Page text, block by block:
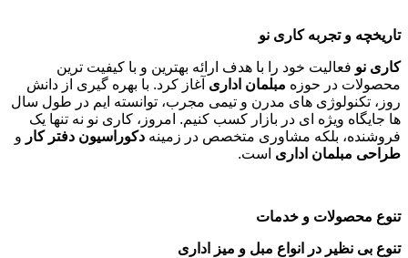
تاریخچه و تجربه کاری نو
کاری نو فعالیت خود را با هدف ارائه بهترین و با کیفیت ترین
محصولات در حوزه مبلمان اداری آغاز کرد. با بهره گیری از دانش
روز، تکنولوژی های مدرن و تیمی مجرب، توانسته ایم در طول سال
ها جایگاه ویژه ای در بازار کسب کنیم. امروز، کاری نو نه تنها یک
فروشنده، بلکه مشاوری متخصص در زمینه دکوراسیون دفتر کار و
طراحی مبلمان اداری است.
تنوع محصولات و خدمات
تنوع بی نظیر در انواع مبل و میز اداری